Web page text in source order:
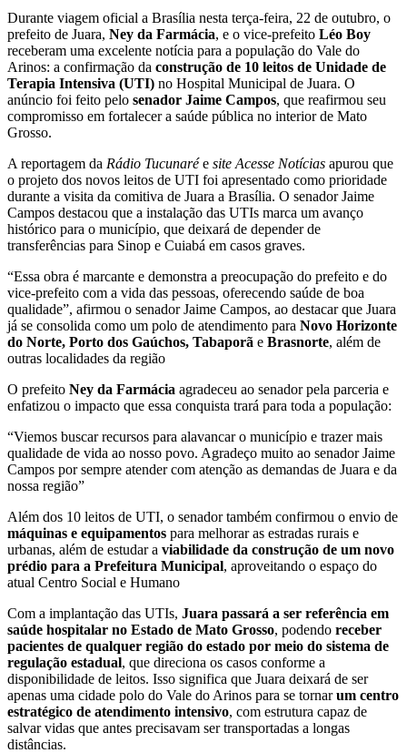
Durante viagem oficial a Brasília nesta terça-feira, 22 de outubro, o
prefeito de Juara, Ney da Farmácia, e o vice-prefeito Léo Boy
receberam uma excelente notícia para a população do Vale do
Arinos: a confirmação da construção de 10 leitos de Unidade de
Terapia Intensiva (UTI) no Hospital Municipal de Juara. O
anúncio foi feito pelo senador Jaime Campos, que reafirmou seu
compromisso em fortalecer a saúde pública no interior de Mato
Grosso.
A reportagem da Rádio Tucunarée site Acesse Notícias apurou que
o projeto dos novos leitos de UTI foi apresentado como prioridade
durante a visita da comitiva de Juara a Brasília. O senador Jaime
Campos destacou que a instalação das UTIs marca um avanço
histórico para o município, que deixará de depender de
transferências para Sinop e Cuiabá em casos graves.
“Essa obra é marcante e demonstra a preocupação do prefeito e do
vice-prefeito com a vida das pessoas, oferecendo saúde de boa
qualidade”, afirmou o senador Jaime Campos, ao destacar que Juara
já se consolida como um polo de atendimento para Novo Horizonte
do Norte, Porto dos Gaúchos, Tabaporã e Brasnorte, além de
outras localidades da região
O prefeito Ney da Farmácia agradeceu ao senador pela parceria e
enfatizou o impacto que essa conquista trará para toda a população:
“Viemos buscar recursos para alavancar o município e trazer mais
qualidade de vida ao nosso povo. Agradeço muito ao senador Jaime
Campos por sempre atender com atenção as demandas de Juara e da
nossa região”
Além dos 10 leitos de UTI, o senador também confirmou o envio de
máquinas e equipamentos para melhorar as estradas rurais e
urbanas, além de estudar a viabilidade da construção de um novo
prédio para a Prefeitura Municipal, aproveitando o espaço do
atual Centro Social e Humano
Com a implantação das UTIs, Juara passará a ser referência em
saúde hospitalar no Estado de Mato Grosso, podendo receber
pacientes de qualquer região do estado por meio do sistema de
regulação estadual, que direciona os casos conforme a
disponibilidade de leitos. Isso significa que Juara deixará de ser
apenas uma cidade polo do Vale do Arinos para se tornarum centro
estratégico de atendimento intensivo, com estrutura capaz de
salvar vidas que antes precisavam ser transportadas a longas
distâncias.